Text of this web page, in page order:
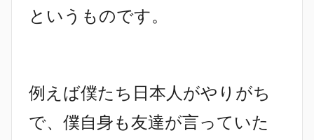
というものです。
例えば僕たち日本人がやりがち
で、僕自身も友達が言っていた